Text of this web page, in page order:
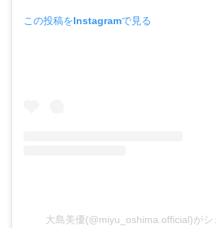
この投稿をInstagramで見る
大島美優(@miyu_oshima.official)がシ